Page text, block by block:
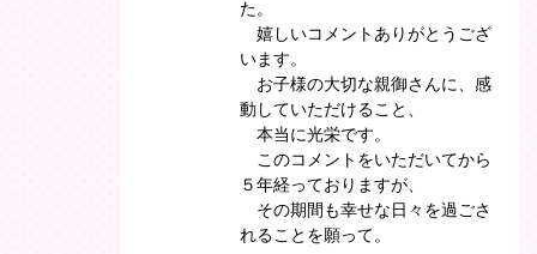
た。
嬉しいコメントありがとうござ
います。
お子様の大切な親御さんに、感
動していただけること、
本当に光栄です。
このコメントをいただいてから
５年経っておりますが、
その期間も幸せな日々を過ごさ
れることを願って。